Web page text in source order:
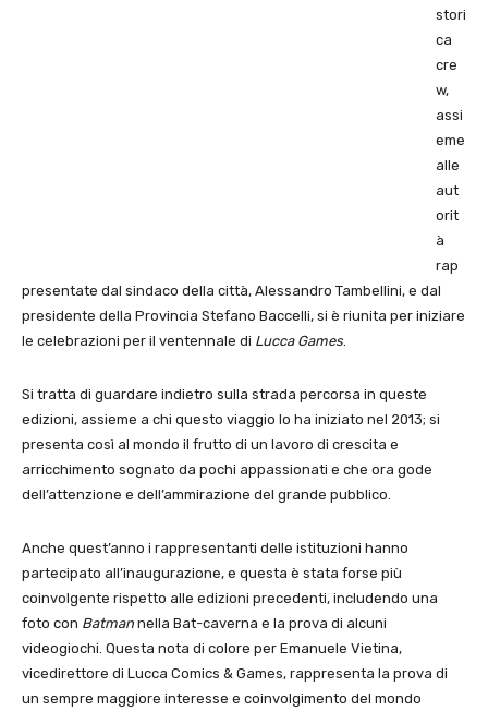
stori
ca
cre
w,
assi
eme
alle
aut
orit
à
rap
presentate dal sindaco della città, Alessandro Tambellini, e dal
presidente della Provincia Stefano Baccelli, si è riunita per iniziare
le celebrazioni per il ventennale di Lucca Games.
Si tratta di guardare indietro sulla strada percorsa in queste
edizioni, assieme a chi questo viaggio lo ha iniziato nel 2013; si
presenta così al mondo il frutto di un lavoro di crescita e
arricchimento sognato da pochi appassionati e che ora gode
dell’attenzione e dell’ammirazione del grande pubblico.
Anche quest’anno i rappresentanti delle istituzioni hanno
partecipato all’inaugurazione, e questa è stata forse più
coinvolgente rispetto alle edizioni precedenti, includendo una
foto con Batman nella Bat-caverna e la prova di alcuni
videogiochi. Questa nota di colore per Emanuele Vietina,
vicedirettore di Lucca Comics & Games, rappresenta la prova di
un sempre maggiore interesse e coinvolgimento del mondo